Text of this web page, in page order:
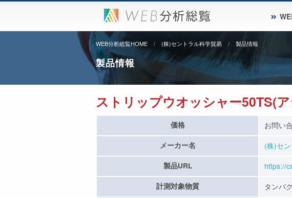
WEB分析総覧HOME (株)セントラル科学貿易 製品情報
製品情報
ストリップウオッシャー50TS(
価格 お問い
メーカー名 (株)セ
製品URL https://
計測対象物質 タンパ